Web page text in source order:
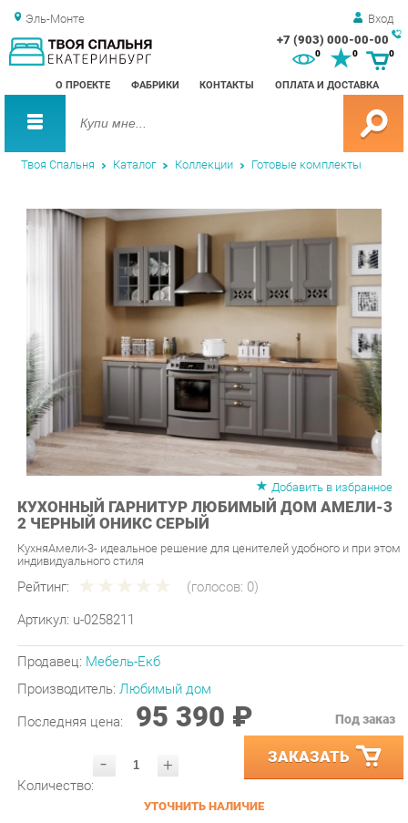
Эль-Монте Вход
+7 (903) 000-00-00
О ПРОЕКТЕ ФАБРИКИ КОНТАКТЫ ОПЛАТА И ДОСТАВКА
0 0
Твоя Спальня Каталог Коллекции Готовые комплекты
Добавить в избранное
КУХОННЫЙ ГАРНИТУР ЛЮБИМЫЙ ДОМ АМЕЛИ-3
2 ЧЕРНЫЙ ОНИКС СЕРЫЙ
КухняАмели-3- идеальное решение для ценителей удобного и при этом
Рейтинг:
Артикул: u-0258211
Производитель:Любимый дом
Последняя цена: 95 390 ₽
- ЗАКАЗАТЬ
УТОЧНИТЬ НАЛИЧИЕ
ПРИГЛАСИТЬ ЗАМЕРЩИКА